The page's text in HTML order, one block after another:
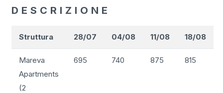
DESCRIZIONE
Struttura 28/07 04/08 11/08 18/08
Mareva
Apartments
(2
695 740 875 815